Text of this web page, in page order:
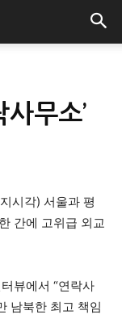
무소’
시각) 서울과 평
간에 고위급 외교
뷰에서 “연락사
남북한 최고 책임